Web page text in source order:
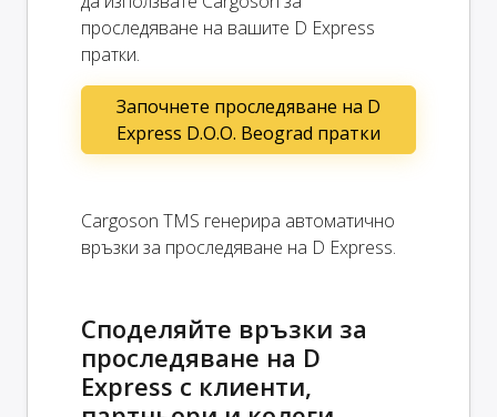
проследяване на вашите D Express
пратки.
Започнете проследяване на D
Express D.O.O. Beograd пратки
Cargoson TMS генерира автоматично
връзки за проследяване на D Express.
Споделяйте връзки за
проследяване на D
Express с клиенти,